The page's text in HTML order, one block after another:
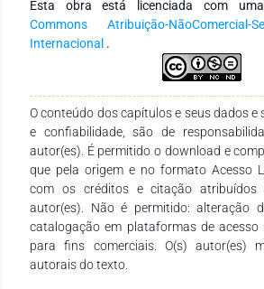
Esta obra está licenciada com
Commons Atribuição-NãoComercial-
Internacional .
O conteúdo dos capítulos e seus dados
e confiabilidade, são de
autor(es). É permitido o download e
que pela origem e no formato Acesso
com os créditos e citação atribuídos
autor(es). Não é permitido: alteração
catalogação em plataformas de
para fins comerciais. O(s) autor(es)
autorais do texto.